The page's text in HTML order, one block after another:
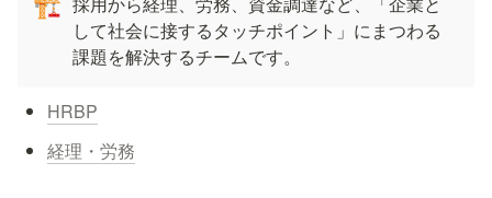
🏗️
して社会に接するタッチポイント」にまつわる
課題を解決するチームです。
HRBP
経理・労務